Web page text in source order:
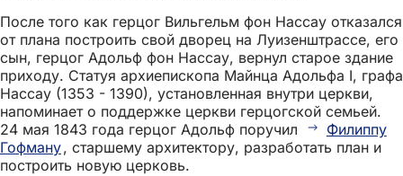
После того как герцог Вильгельм фон Нассау отказался
от плана построить свой дворец на Луизенштрассе, его
сын, герцог Адольф фон Нассау, вернул старое здание
приходу. Статуя архиепископа Майнца Адольфа I, графа
Нассау (1353 - 1390), установленная внутри церкви,
напоминает о поддержке церкви герцогской семьей.
24 мая 1843 года герцог Адольф поручил
Филиппу
Гофману, старшему архитектору, разработать план и
построить новую церковь.